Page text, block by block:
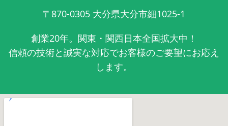
〒870-0305 大分県大分市細1025-1
創業20年。関東・関西日本全国拡大中！
信頼の技術と誠実な対応でお客様のご要望にお応え
します。